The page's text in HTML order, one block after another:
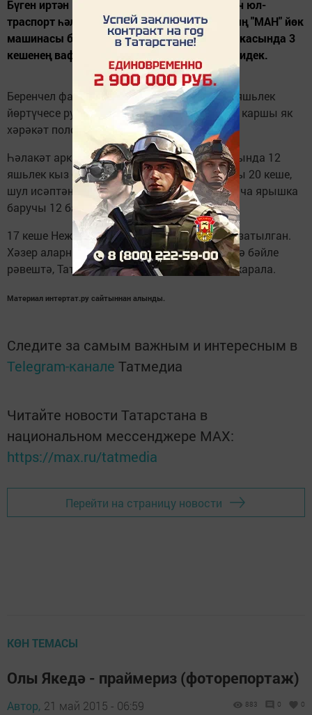
Бүген иртән Нижегород өлкәсендә коточкыч юл-
траспорт һәлакәте - "Мерседес" автобусының "МАН" йөк
машинасы белән кара-каршы бәрелешүе аркасында 3
кешенең вафат булуы хакында хәбәр иткән идек.
Беренчел фаразлар буенча, автобусның 51 яшьлек
йөртүчесе руль артында йоклап киткән һәм каршы як
хәрәкәт полосасына чыккан.
Һәлакәт аркасында вафат булучылар арасында 12
яшьлек кыз бала да бар. Автобуста барлыгы 20 кеше,
шул исәптән Санкт-Петербургка карате буенча ярышка
баручы 12 бала да булган.
17 кеше Нежегород өлкәсе хастаханәсенә озатылган.
Хәзер аларны ни дәрәҗәдә зыян күрүләренә бәйле
рәвештә, Татарстанга кайтарту мәсьәләсе карала.
Материал интертат.ру сайтыннан алынды.
Следите за самым важным и интересным в
Telegram-канале Татмедиа
Читайте новости Татарстана в
национальном мессенджере MАХ:
https://max.ru/tatmedia
Перейти на страницу новости
КӨН ТЕМАСЫ
Олы Якедә - праймериз (фоторепортаж)
Автор, 21 май 2015 - 06:59 883 0 0